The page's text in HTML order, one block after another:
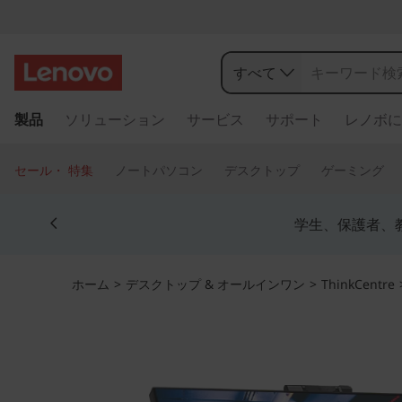
h
n
k
イ
ン
すべて
製品 ソリューション サービス サポート レノボ
セール・ 特集 ノートパソコン デスクトップ ゲーミング
学生、保護者、
ホーム > デスクトップ & オールインワン > ThinkCentre